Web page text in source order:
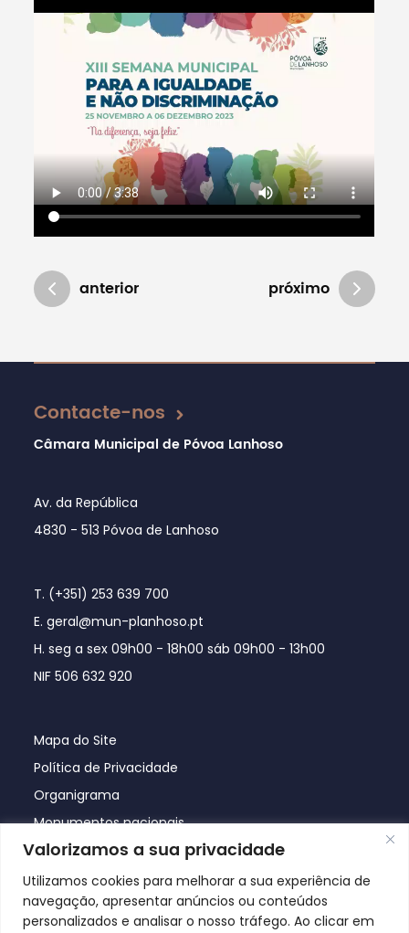
Valorizamos a sua privacidade
Utilizamos cookies para melhorar a sua experiência de
navegação, apresentar anúncios ou conteúdos
personalizados e analisar o nosso tráfego. Ao clicar em
anterior próximo
Atualizado em 16/12/2024
Contacte-nos
Câmara Municipal de Póvoa Lanhoso
Av. da República
4830 - 513 Póvoa de Lanhoso
T. (+351) 253 639 700
E. geral@mun-planhoso.pt
H. seg a sex 09h00 - 18h00 sáb 09h00 - 13h00
NIF 506 632 920
Mapa do Site
Política de Privacidade
Organigrama
Monumentos nacionais